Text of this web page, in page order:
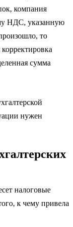
компания
НДС, указанную
то
сумма
нужен
налоговые
к чему привела